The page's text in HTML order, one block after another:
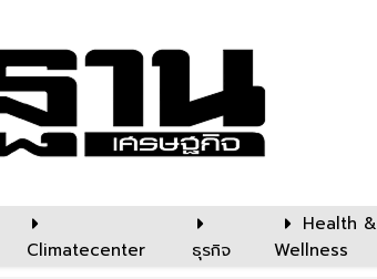
Climatecenter ธุรกิจ
Health &
Wellness